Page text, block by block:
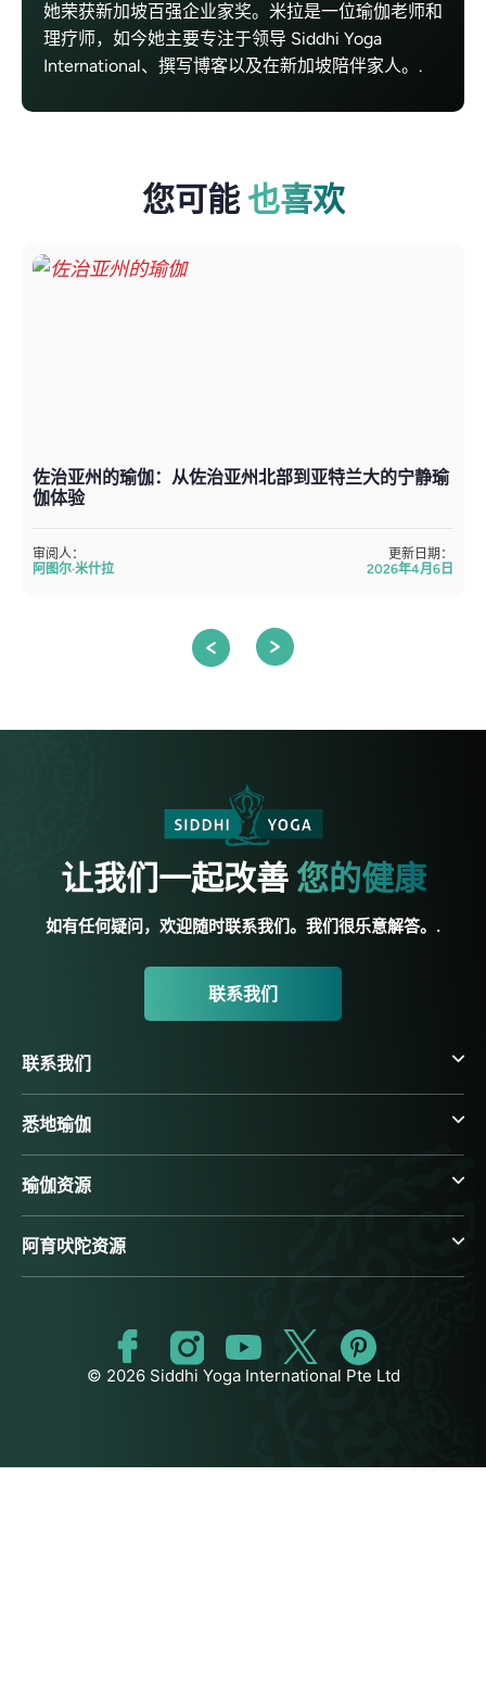
她荣获新加坡百强企业家奖。米拉是一位瑜伽老师和
理疗师，如今她主要专注于领导 Siddhi Yoga
International、撰写博客以及在新加坡陪伴家人。.
您可能 也喜欢
佐治亚州的瑜伽：从佐治亚州北部到亚特兰大的宁静瑜
伽体验
审阅人：
阿图尔·米什拉
更新日期：
2026年4月6日
让我们一起改善 您的健康
如有任何疑问，欢迎随时联系我们。我们很乐意解答。.
联系我们
联系我们
悉地瑜伽
瑜伽资源
阿育吠陀资源
© 2026 Siddhi Yoga International Pte Ltd